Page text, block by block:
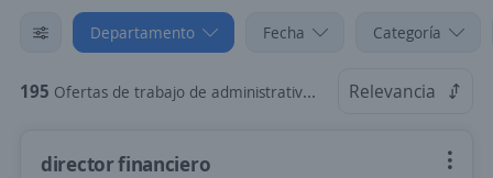
Departamento Fecha Categoría
195 Ofertas de trabajo de administrativo financiero en Santander Relevancia
director financiero